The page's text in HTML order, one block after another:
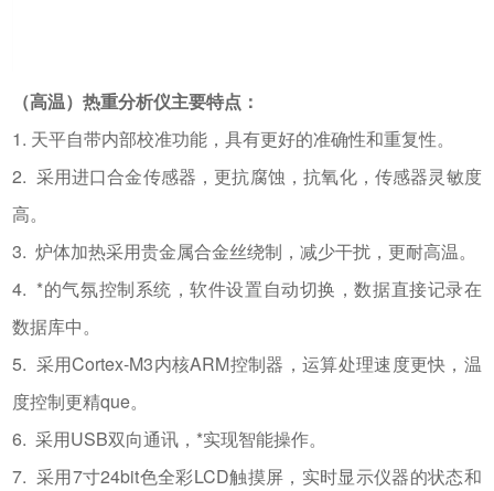
（高温）热重分析仪主要特点：
1. 天平自带内部校准功能，具有更好的准确性和重复性。
2. 采用进口合金传感器，更抗腐蚀，抗氧化，传感器灵敏度
高。
3. 炉体加热采用贵金属合金丝绕制，减少干扰，更耐高温。
4. *的气氛控制系统，软件设置自动切换，数据直接记录在
数据库中。
5. 采用Cortex-M3内核ARM控制器，运算处理速度更快，温
度控制更精que。
6. 采用USB双向通讯，*实现智能操作。
7. 采用7寸24bit色全彩LCD触摸屏，实时显示仪器的状态和